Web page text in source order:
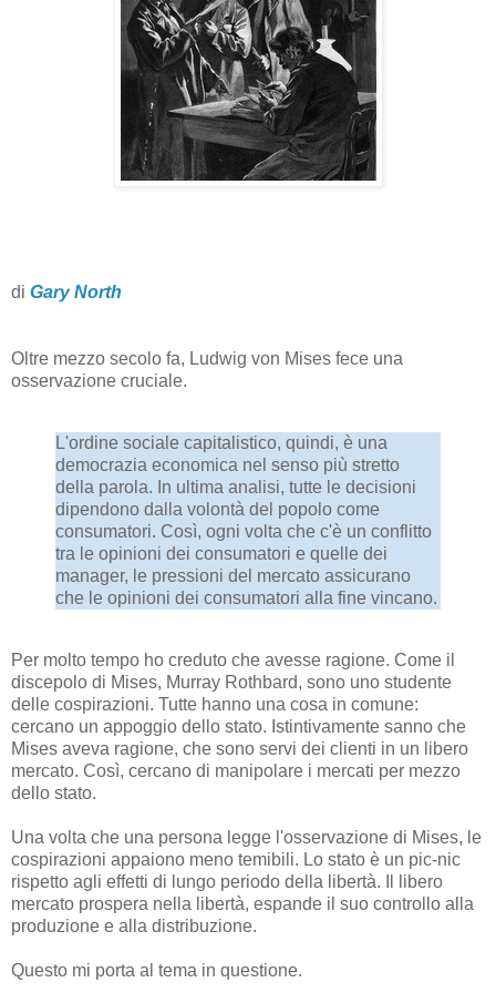
di Gary North
Oltre mezzo secolo fa, Ludwig von Mises fece una
osservazione cruciale.
L'ordine sociale capitalistico, quindi, è una
democrazia economica nel senso più stretto
della parola. In ultima analisi, tutte le decisioni
dipendono dalla volontà del popolo come
consumatori. Così, ogni volta che c'è un conflitto
tra le opinioni dei consumatori e quelle dei
manager, le pressioni del mercato assicurano
che le opinioni dei consumatori alla fine vincano.
Per molto tempo ho creduto che avesse ragione. Come il
discepolo di Mises, Murray Rothbard, sono uno studente
delle cospirazioni. Tutte hanno una cosa in comune:
cercano un appoggio dello stato. Istintivamente sanno che
Mises aveva ragione, che sono servi dei clienti in un libero
mercato. Così, cercano di manipolare i mercati per mezzo
dello stato.
Una volta che una persona legge l'osservazione di Mises, le
cospirazioni appaiono meno temibili. Lo stato è un pic-nic
rispetto agli effetti di lungo periodo della libertà. Il libero
mercato prospera nella libertà, espande il suo controllo alla
produzione e alla distribuzione.
Questo mi porta al tema in questione.